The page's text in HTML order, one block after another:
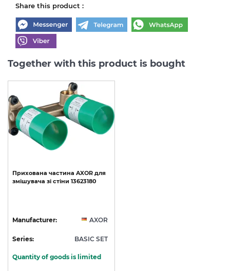
Share this product :
Together with this product is bought
Прихована частина AXOR для
змішувача зі стіни 13623180
Manufacturer: AXOR
Series: BASIC SET
Quantity of goods is limited